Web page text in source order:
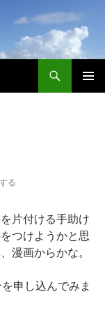
る
片付ける手助け
つけようかと思
漫画からかな。
申し込んでみま